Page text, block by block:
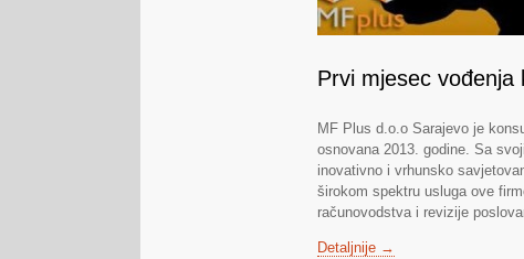
Prvi mjesec vođenja
MF Plus d.o.o Sarajevo je
osnovana 2013. godine. Sa
inovativno i vrhunsko
širokom spektru usluga ove
računovodstva i revizije
Detaljnije →